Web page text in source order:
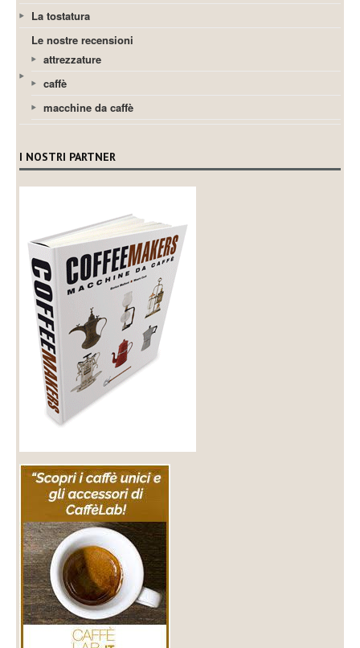
La tostatura
Le nostre recensioni
attrezzature
caffè
macchine da caffè
I NOSTRI PARTNER